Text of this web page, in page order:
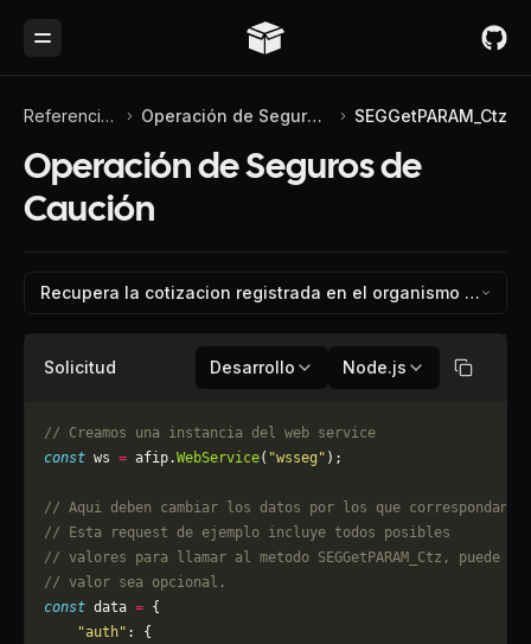
Toggle Menu
Referencia de API Operación de Seguros de Caución SEGGetPARAM_Ctz
Operación de Seguros de
Caución
Recupera la cotizacion registrada en el organismo para
Solicitud Desarrollo Node.js Copiar
// Creamos una instancia del web service
const ws = afip.WebService( "wsseg" );
// Aqui deben cambiar los datos por los que correspondan.
// Esta request de ejemplo incluye todos posibles
// valores para llamar al metodo SEGGetPARAM_Ctz, puede
// valor sea opcional.
const data = {
    "auth"
: {